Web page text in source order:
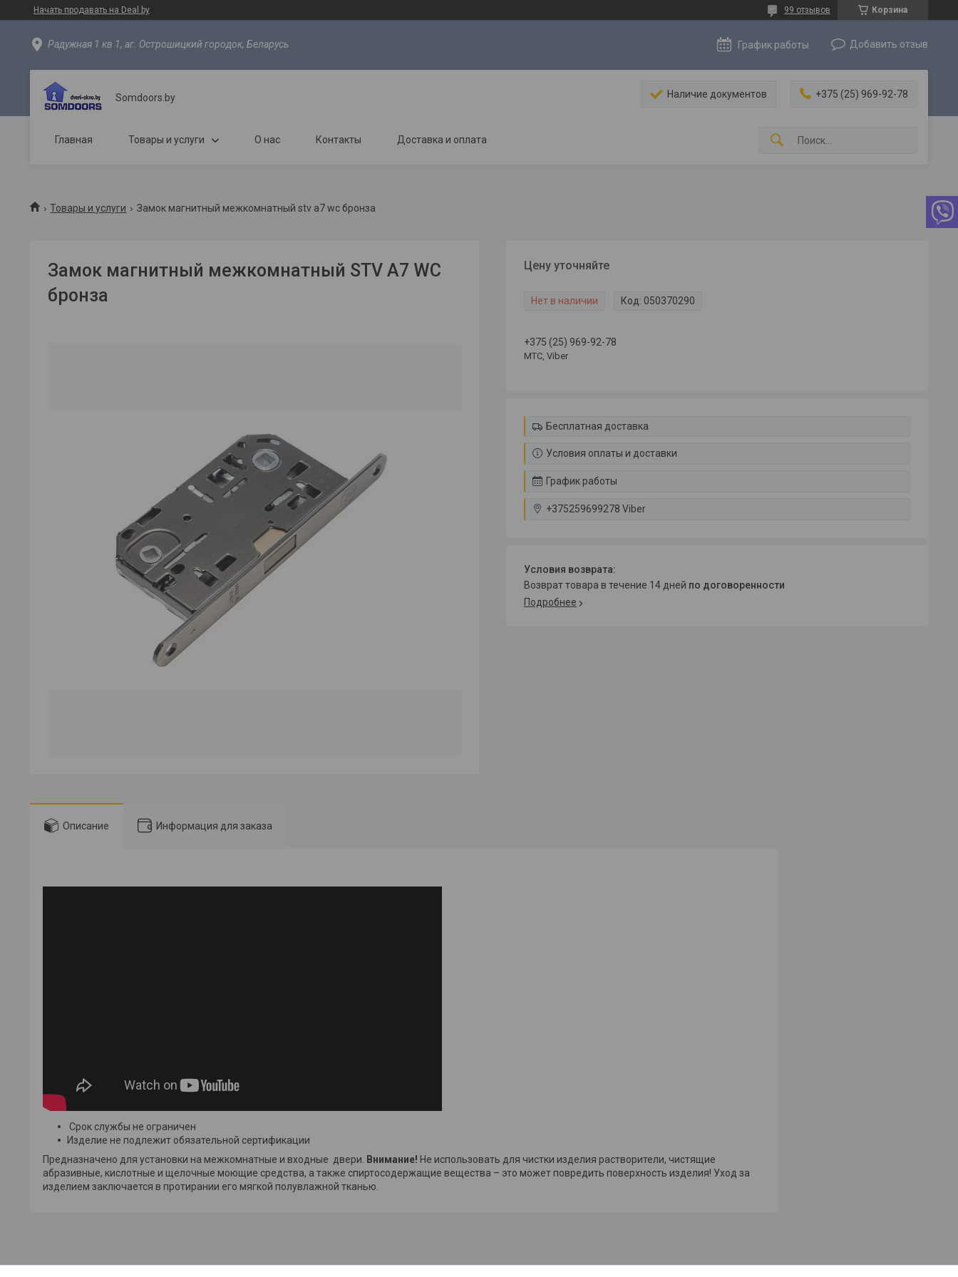
Начать продавать на Deal.by Корзина
99 отзывов
Радужная 1 кв 1, аг. Острошицкий городок, Беларусь График работы Добавить отзыв
Somdoors.by Наличие документов +375 (25) 969-92-78
Главная Товары и услуги О нас Контакты Доставка и оплата
Товары и услуги Замок магнитный межкомнатный stv a7 wc бронза
Замок магнитный межкомнатный STV A7 WC
бронза
Цену уточняйте
Нет в наличии Код: 050370290
+375 (25) 969-92-78
МТС, Viber
Бесплатная доставка
Условия оплаты и доставки
График работы
+375259699278 Viber
возврат товара в течение 14 дней по договоренности
Подробнее
Описание Информация для заказа
Срок службы не ограничен
Изделие не подлежит обязательной сертификации
Предназначено для установки на межкомнатные и входные двери.
Внимание! Не использовать для чистки изделия растворители, чистящие
абразивные, кислотные и щелочные моющие средства, а также спиртосодержащие вещества – это может повредить поверхность изделия! Уход за
изделием заключается в протирании его мягкой полувлажной тканью.